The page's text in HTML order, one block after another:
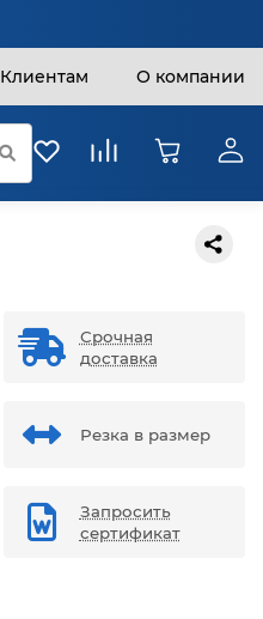
Клиентам О компании
Срочная
доставка
Резка в размер
Запросить
сертификат